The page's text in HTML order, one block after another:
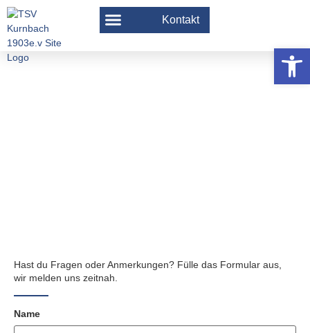
Kontakt
Hast du Fragen oder Anmerkungen? Fülle das Formular aus,
wir melden uns zeitnah.
Name